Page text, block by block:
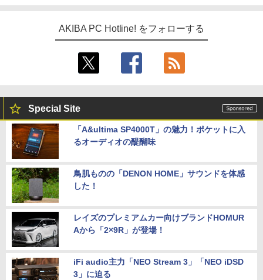
AKIBA PC Hotline! をフォローする
Special Site
「A&ultima SP4000T」の魅力！ポケットに入
るオーディオの醍醐味
鳥肌ものの「DENON HOME」サウンドを体感
した！
レイズのプレミアムカー向けブランドHOMUR
Aから「2×9R」が登場！
iFi audio主力「NEO Stream 3」「NEO iDSD
3」に迫る